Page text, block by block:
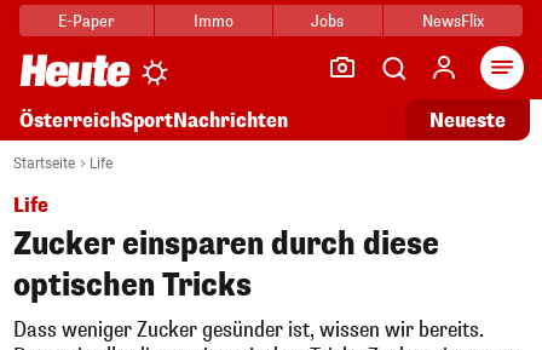
E-Paper Immo Jobs NewsFlix
ÖsterreichSportNachrichten Neueste
Startseite Life
Life
Zucker einsparen durch diese
optischen Tricks
Dass weniger Zucker gesünder ist, wissen wir bereits.